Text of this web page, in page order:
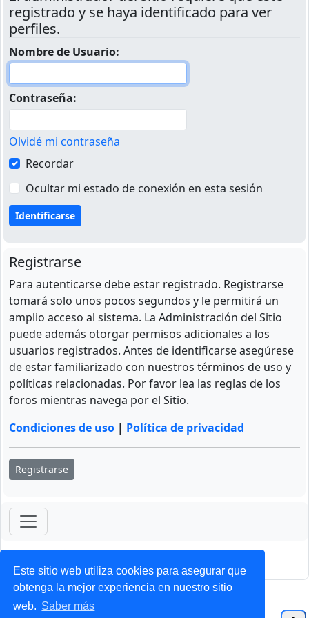
Este sitio web utiliza cookies para asegurar que
obtenga la mejor experiencia en nuestro sitio
web. Saber más
registrado y se haya identificado para ver
perfiles.
Nombre de Usuario:
Contraseña:
Olvidé mi contraseña
Recordar
Ocultar mi estado de conexión en esta sesión
Registrarse
Para autenticarse debe estar registrado. Registrarse
tomará solo unos pocos segundos y le permitirá un
amplio acceso al sistema. La Administración del Sitio
puede además otorgar permisos adicionales a los
usuarios registrados. Antes de identificarse asegúrese
de estar familiarizado con nuestros términos de uso y
políticas relacionadas. Por favor lea las reglas de los
foros mientras navega por el Sitio.
Condiciones de uso | Política de privacidad
Registrarse
ForoClub 2025
Privacidad| Condiciones